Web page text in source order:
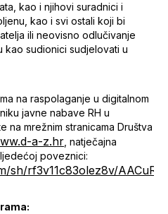
kao i njihovi suradnici i
kao i svi ostali koji bi
ili neovisno odlučivanje
kao sudionici sudjelovati u
na raspolaganje u digitalnom
javne nabave RH u
na mrežnim stranicama Društva
a-z.hr , natječajna
poveznici:
sh/rf3v11c83olez8v/